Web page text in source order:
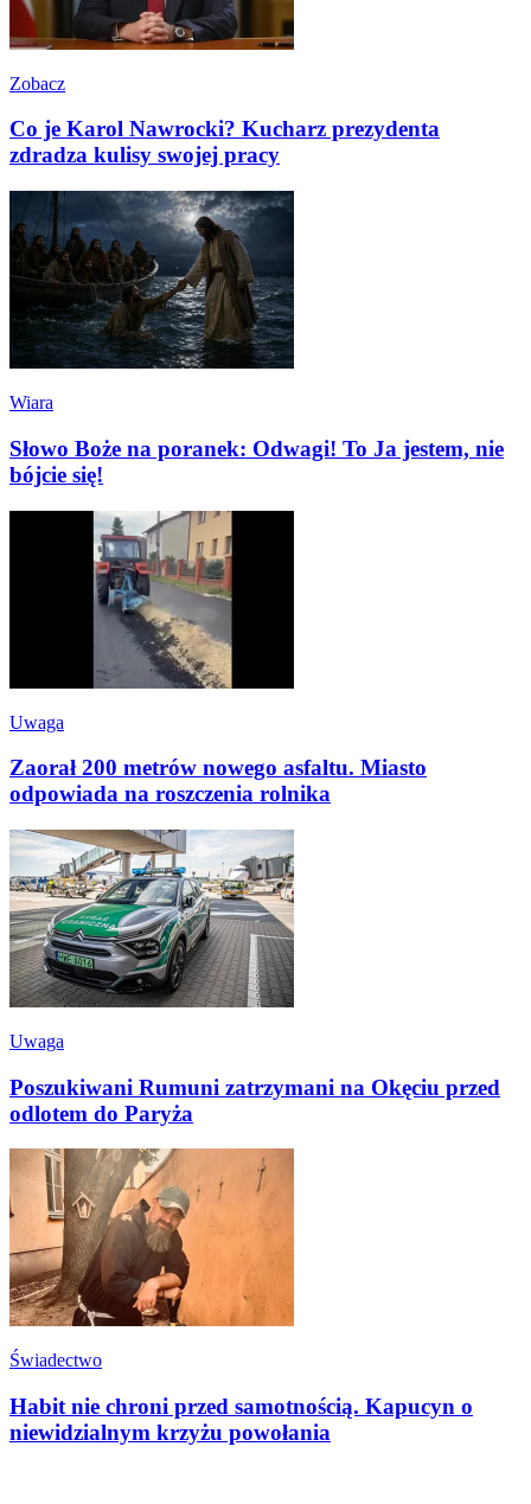
Zobacz
Co je Karol Nawrocki? Kucharz prezydenta
zdradza kulisy swojej pracy
Wiara
Słowo Boże na poranek: Odwagi! To Ja jestem, nie
bójcie się!
Uwaga
Zaorał 200 metrów nowego asfaltu. Miasto
odpowiada na roszczenia rolnika
Uwaga
Poszukiwani Rumuni zatrzymani na Okęciu przed
odlotem do Paryża
Świadectwo
Habit nie chroni przed samotnością. Kapucyn o
niewidzialnym krzyżu powołania